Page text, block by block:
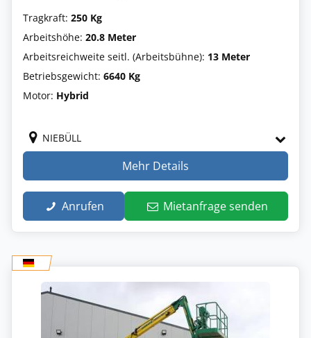
Tragkraft: 250 Kg
Arbeitshöhe: 20.8 Meter
Arbeitsreichweite seitl. (Arbeitsbühne): 13 Meter
Betriebsgewicht: 6640 Kg
Motor: Hybrid
NIEBÜLL
Mehr Details
Anrufen Mietanfrage senden